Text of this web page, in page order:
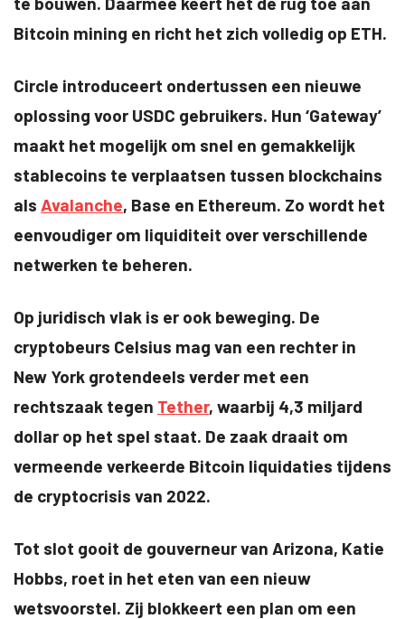
Bitcoin mining en richt het zich volledig op ETH.
Circle introduceert ondertussen een nieuwe
oplossing voor USDC gebruikers. Hun ‘Gateway’
maakt het mogelijk om snel en gemakkelijk
stablecoins te verplaatsen tussen blockchains
als Avalanche, Base en Ethereum. Zo wordt het
eenvoudiger om liquiditeit over verschillende
netwerken te beheren.
Op juridisch vlak is er ook beweging. De
cryptobeurs Celsius mag van een rechter in
New York grotendeels verder met een
rechtszaak tegen Tether, waarbij 4,3 miljard
dollar op het spel staat. De zaak draait om
vermeende verkeerde Bitcoin liquidaties tijdens
de cryptocrisis van 2022.
Tot slot gooit de gouverneur van Arizona, Katie
Hobbs, roet in het eten van een nieuw
wetsvoorstel. Zij blokkeert een plan om een